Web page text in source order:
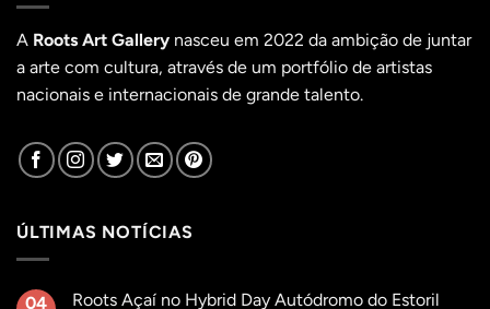
A Roots Art Gallery nasceu em 2022 da ambição de juntar
a arte com cultura, através de um portfólio de artistas
nacionais e internacionais de grande talento.
ÚLTIMAS NOTÍCIAS
04 Roots Açaí no Hybrid Day Autódromo do Estoril